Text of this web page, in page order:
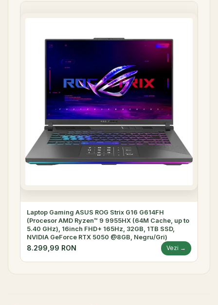
Laptop Gaming ASUS ROG Strix G16 G614FH
(Procesor AMD Ryzen™ 9 9955HX (64M Cache, up to
5.40 GHz), 16inch FHD+ 165Hz, 32GB, 1TB SSD,
NVIDIA GeForce RTX 5050 @8GB, Negru/Gri)
8.299,99 RON Vezi →